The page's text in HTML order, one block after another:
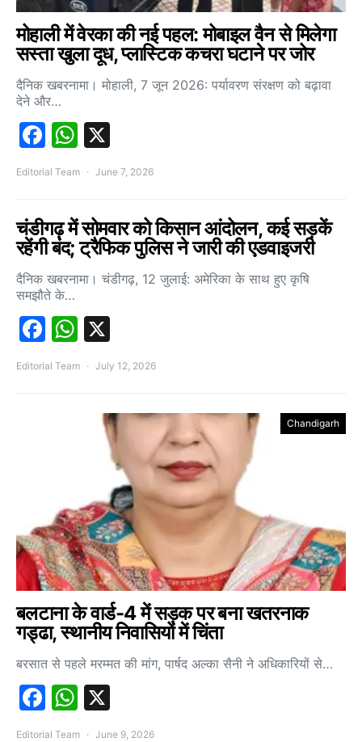
मोहाली में वेरका की नई पहल: मोबाइल वैन से मिलेगा
सस्ता खुला दूध, प्लास्टिक कचरा घटाने पर जोर
दैनिक खबरनामा। मोहाली, 7 जून 2026: पर्यावरण संरक्षण को बढ़ावा
देने और…
Facebook
WhatsApp
Editorial Team June 7, 2026
चंडीगढ़ में सोमवार को किसान आंदोलन, कई सड़कें
रहेंगी बंद; ट्रैफिक पुलिस ने जारी की एडवाइजरी
दैनिक खबरनामा। चंडीगढ़, 12 जुलाई: अमेरिका के साथ हुए कृषि
समझौते के…
Facebook
WhatsApp
Editorial Team July 12, 2026
Chandigarh
बलटाना के वार्ड-4 में सड़क पर बना खतरनाक
गड्ढा, स्थानीय निवासियों में चिंता
बरसात से पहले मरम्मत की मांग, पार्षद अल्का सैनी ने अधिकारियों से…
Facebook
WhatsApp
Editorial Team June 9, 2026